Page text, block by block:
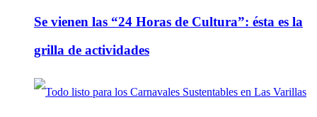
Se vienen las “24 Horas de Cultura”: ésta es la
grilla de actividades